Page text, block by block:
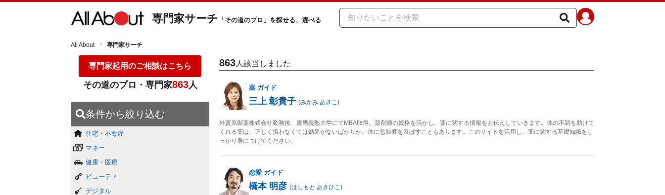
専門家サーチ 「その道のプロ」を探せる、選べる
All About 専門家サーチ
専門家起用のご相談はこちら
その道のプロ・専門家863人
条件から絞り込む
住宅・不動産
マネー
健康・医療
ビューティ
デジタル
863人該当しました
薬 ガイド
三上 彰貴子 (みかみ あきこ )
外資系製薬株式会社勤務後、慶應義塾大学にてMBA取得。薬剤師の資格を活かし、薬に関する情報をお伝えしていきます。体の不調を助けて
くれる薬は、正しく扱わなくては効果がないばかりか、体に悪影響を及ぼすこともあります。このサイトを活用し、薬に関する基礎知識をし
っかり身につけてください。
恋愛 ガイド
橋本 明彦 (はしもと あきひこ )